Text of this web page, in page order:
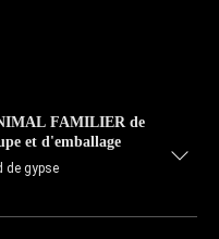
FAMILIER de
et d'emballage
de gypse